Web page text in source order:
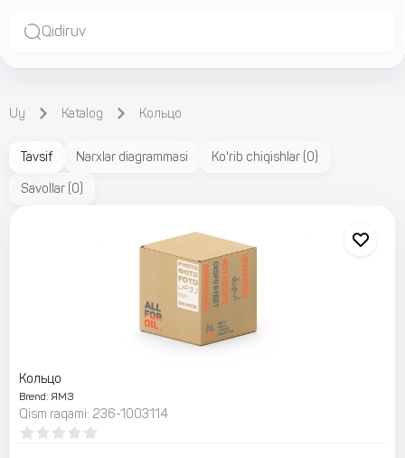
Qidiruv
Uy Katalog Кольцо
Tavsif Narxlar diagrammasi Ko'rib chiqishlar (0)
Savollar (0)
Кольцо
Brend: ЯМЗ
Qism raqami: 236-1003114